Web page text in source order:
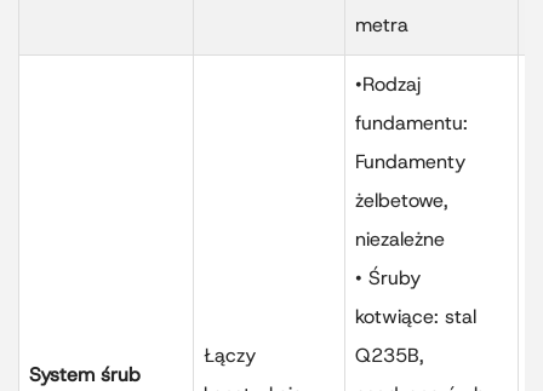
metra
System śrub
Łączy
•Rodzaj
fundamentu:
Fundamenty
żelbetowe,
niezależne
• Śruby
kotwiące: stal
Q235B,